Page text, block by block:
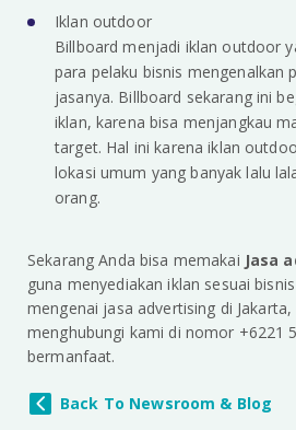
Iklan outdoor
Billboard menjadi iklan outdoor
para pelaku bisnis mengenalkan
jasanya. Billboard sekarang ini
iklan, karena bisa menjangkau
target. Hal ini karena iklan
lokasi umum yang banyak lalu
orang.
Sekarang Anda bisa memakai Jasa
guna menyediakan iklan sesuai
mengenai jasa advertising di Jakarta,
menghubungi kami di nomor +6221
bermanfaat.
Back To Newsroom & Blog